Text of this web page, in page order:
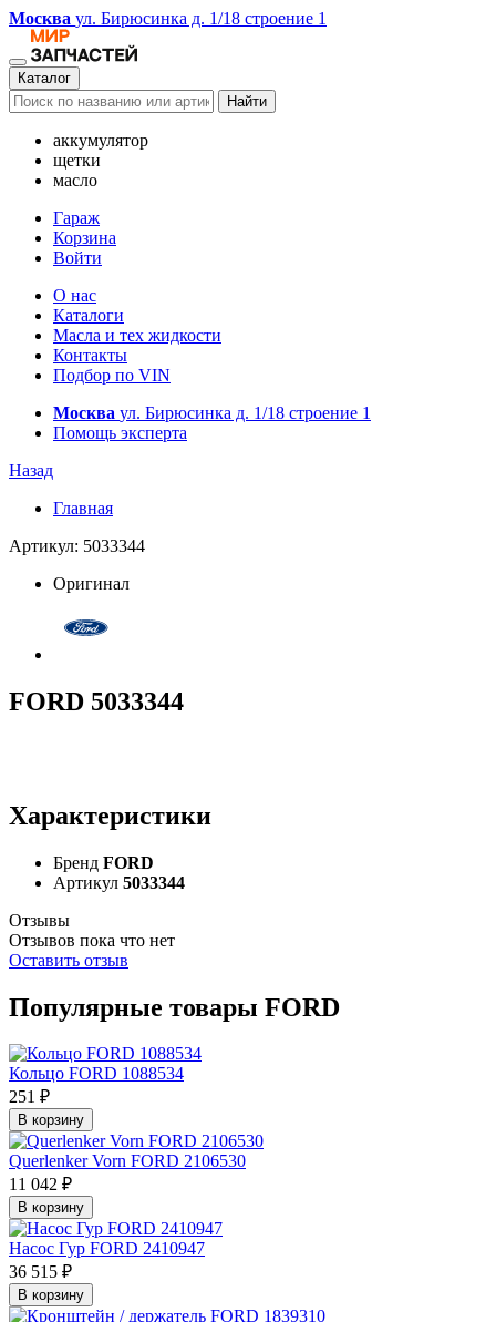
Москва ул. Бирюсинка д. 1/18 строение 1
Каталог
Найти
аккумулятор
щетки
масло
Гараж
Корзина
Войти
О нас
Каталоги
Масла и тех жидкости
Контакты
Подбор по VIN
Москва ул. Бирюсинка д. 1/18 строение 1
Помощь эксперта
Назад
Главная
Артикул: 5033344
Оригинал
FORD 5033344
Характеристики
Бренд FORD
Артикул 5033344
Отзывы
Отзывов пока что нет
Оставить отзыв
Популярные товары FORD
Кольцо FORD 1088534
251 ₽
В корзину
Querlenker Vorn FORD 2106530
11 042 ₽
В корзину
Насос Гур FORD 2410947
36 515 ₽
В корзину